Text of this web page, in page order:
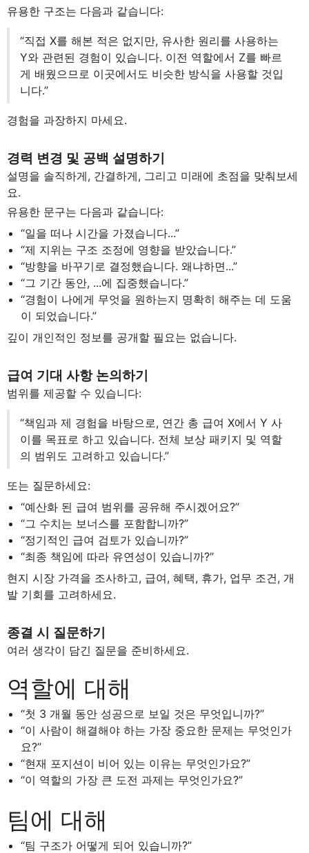
유용한 구조는 다음과 같습니다:
“직접 X를 해본 적은 없지만, 유사한 원리를 사용하는
Y와 관련된 경험이 있습니다. 이전 역할에서 Z를 빠르
게 배웠으므로 이곳에서도 비슷한 방식을 사용할 것입
니다.”
경험을 과장하지 마세요.
경력 변경 및 공백 설명하기
설명을 솔직하게, 간결하게, 그리고 미래에 초점을 맞춰보세
요.
유용한 문구는 다음과 같습니다:
“일을 떠나 시간을 가졌습니다...”
“제 지위는 구조 조정에 영향을 받았습니다.”
“방향을 바꾸기로 결정했습니다. 왜냐하면...”
“그 기간 동안, ...에 집중했습니다.”
“경험이 나에게 무엇을 원하는지 명확히 해주는 데 도움
이 되었습니다.”
깊이 개인적인 정보를 공개할 필요는 없습니다.
급여 기대 사항 논의하기
범위를 제공할 수 있습니다:
“책임과 제 경험을 바탕으로, 연간 총 급여 X에서 Y 사
이를 목표로 하고 있습니다. 전체 보상 패키지 및 역할
의 범위도 고려하고 있습니다.”
또는 질문하세요:
“예산화 된 급여 범위를 공유해 주시겠어요?”
“그 수치는 보너스를 포함합니까?”
“정기적인 급여 검토가 있습니까?”
“최종 책임에 따라 유연성이 있습니까?”
현지 시장 가격을 조사하고, 급여, 혜택, 휴가, 업무 조건, 개
발 기회를 고려하세요.
종결 시 질문하기
여러 생각이 담긴 질문을 준비하세요.
역할에 대해
“첫 3 개월 동안 성공으로 보일 것은 무엇입니까?”
“이 사람이 해결해야 하는 가장 중요한 문제는 무엇인가
요?”
“현재 포지션이 비어 있는 이유는 무엇인가요?”
“이 역할의 가장 큰 도전 과제는 무엇인가요?”
팀에 대해
“팀 구조가 어떻게 되어 있습니까?”